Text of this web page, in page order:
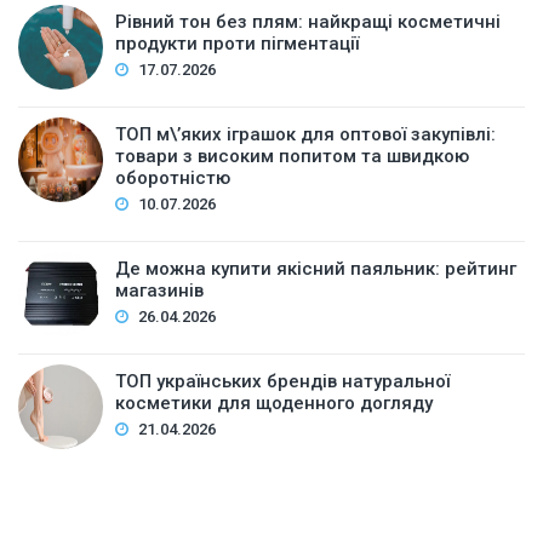
Рівний тон без плям: найкращі косметичні
продукти проти пігментації
17.07.2026
ТОП м\’яких іграшок для оптової закупівлі:
товари з високим попитом та швидкою
оборотністю
10.07.2026
Де можна купити якісний паяльник: рейтинг
магазинів
26.04.2026
ТОП українських брендів натуральної
косметики для щоденного догляду
21.04.2026